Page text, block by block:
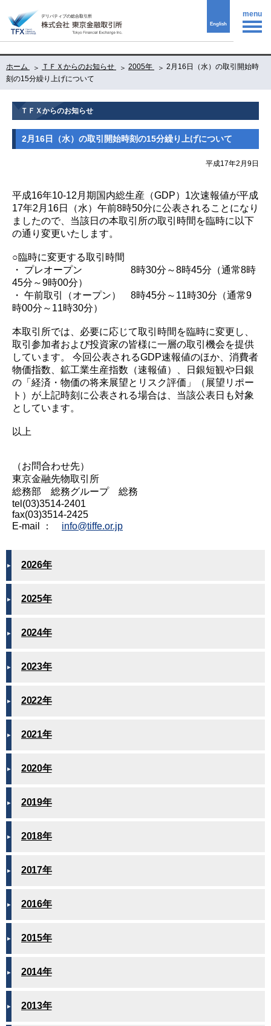
English
ホーム ＴＦＸからのお知らせ 2005年
2月16日（水）の取引開始時
刻の15分繰り上げについて
ＴＦＸからのお知らせ
2月16日（水）の取引開始時刻の15分繰り上げについて
平成17年2月9日
平成16年10-12月期国内総生産（GDP）1次速報値が平成
17年2月16日（水）午前8時50分に公表されることになり
ましたので、当該日の本取引所の取引時間を臨時に以下
の通り変更いたします。
○臨時に変更する取引時間
・ プレオープン 8時30分～8時45分（通常8時
45分～9時00分）
・ 午前取引（オープン） 8時45分～11時30分（通常9
時00分～11時30分）
本取引所では、必要に応じて取引時間を臨時に変更し、
取引参加者および投資家の皆様に一層の取引機会を提供
しています。 今回公表されるGDP速報値のほか、消費者
物価指数、鉱工業生産指数（速報値）、日銀短観や日銀
の「経済・物価の将来展望とリスク評価」（展望リポー
ト）が上記時刻に公表される場合は、当該公表日も対象
としています。
以上
（お問合わせ先）
東京金融先物取引所
総務部 総務グループ 総務
tel(03)3514-2401
fax(03)3514-2425
E-mail ： info@tiffe.or.jp
2026年
2025年
2024年
2023年
2022年
2021年
2020年
2019年
2018年
2017年
2016年
2015年
2014年
2013年
menu